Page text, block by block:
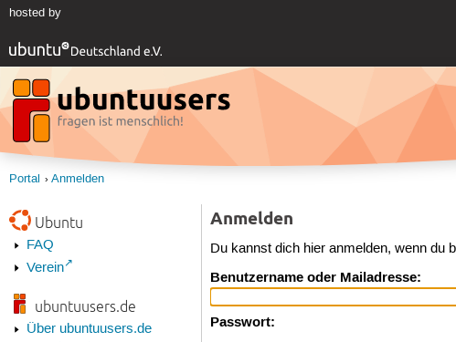
hosted by
Portal Anmelden
Ubuntu
FAQ
Verein
ubuntuusers.de
Über ubuntuusers.de
Anmelden
Du kannst dich hier anmelden, wenn du
Benutzername oder Mailadresse:
Passwort: